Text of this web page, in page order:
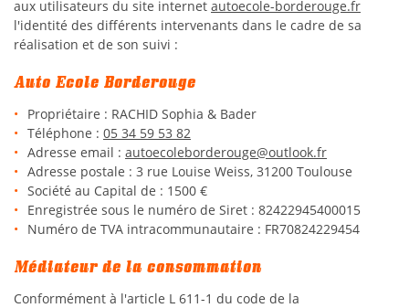
l'adresse email indiqué ci-dessus. Vous pouvez vous désinscrire à tout moment en
utilisantle formulaire de désinscription.
INSCRIPTION
aux utilisateurs du site internet autoecole-borderouge.fr
l'identité des différents intervenants dans le cadre de sa
réalisation et de son suivi :
Auto Ecole Borderouge
Propriétaire : RACHID Sophia & Bader
Téléphone : 05 34 59 53 82
Adresse email :
Adresse postale : 3 rue Louise Weiss, 31200 Toulouse
Société au Capital de : 1500 €
Enregistrée sous le numéro de Siret : 82422945400015
Numéro de TVA intracommunautaire : FR70824229454
Médiateur de la consommation
Conformément à l'article L 611-1 du code de la